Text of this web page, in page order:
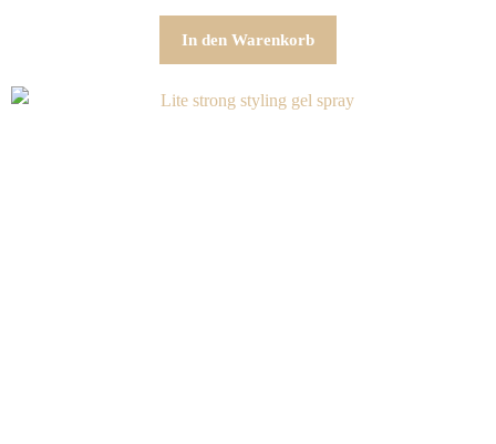
In den Warenkorb